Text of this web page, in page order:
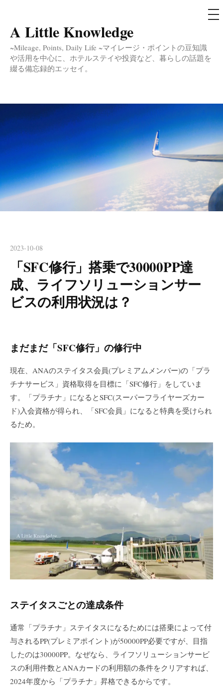
コ
テ
ン
ッ
A Little Knowledge
~Mileage, Points, Daily Life ~マイレージ・ポイントの豆知識
や活用を中心に、ホテルステイや投資など、暮らしの話題を
綴る備忘録的エッセイ。
メ
ニ
2023-10-08
「SFC修行」搭乗で30000PP達
成、ライフソリューションサー
ビスの利用状況は？
まだまだ「SFC修行」の修行中
現在、ANAのステイタス会員(プレミアムメンバー)の「プラ
チナサービス」資格取得を目標に「SFC修行」をしていま
す。「プラチナ」になるとSFC(スーパーフライヤーズカー
ド)入会資格が得られ、「SFC会員」になると特典を受けられ
るため。
ステイタスごとの達成条件
通常「プラチナ」ステイタスになるためには搭乗によって付
与されるPP(プレミアポイント)が50000PP必要ですが、目指
したのは30000PP。なぜなら、ライフソリューションサービ
スの利用件数とANAカードの利用額の条件をクリアすれば、
2024年度から「プラチナ」昇格できるからです。